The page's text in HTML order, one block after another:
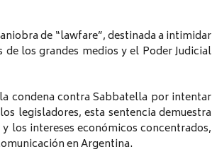
de “lawfare”, destinada a intimidar
los grandes medios y el Poder Judicial
condena contra Sabbatella por intentar
legisladores, esta sentencia demuestra
los intereses económicos concentrados,
en Argentina.